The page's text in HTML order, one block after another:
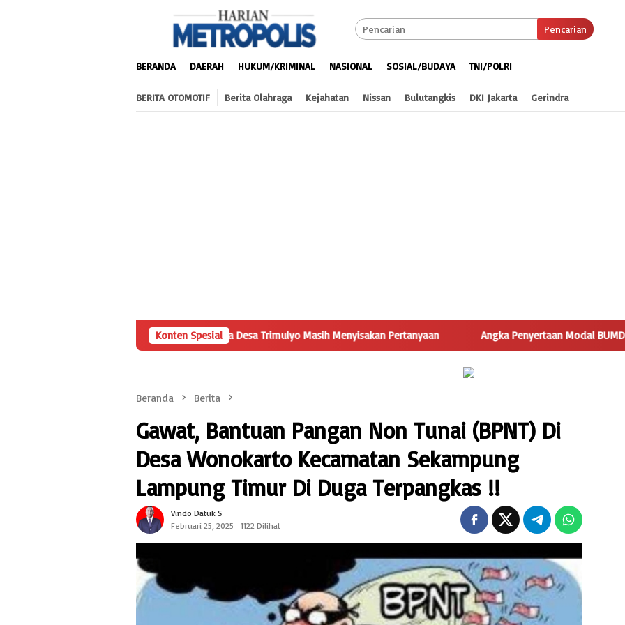
Pencarian
BERANDA DAERAH HUKUM/KRIMINAL NASIONAL SOSIAL/BUDAYA TNI/POLRI
BERITA OTOMOTIF Berita Olahraga Kejahatan Nissan Bulutangkis DKI Jakarta Gerindra
Konten Spesial
Namun Rincian Penggunaan Dana Desa Trimulyo Masih Menyisakan Pertanyaan Angka Penyertaan Modal BUMDes Jadi Tanda
Beranda Berita
Gawat, Bantuan Pangan Non Tunai (BPNT) Di
Desa Wonokarto Kecamatan Sekampung
Lampung Timur Di Duga Terpangkas !!
Vindo Datuk S
Februari 25, 2025
1122 Dilihat